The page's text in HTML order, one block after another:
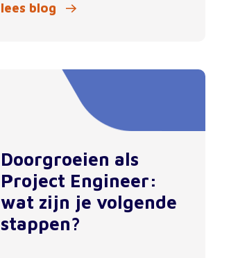
lees blog
Doorgroeien als
Project Engineer:
wat zijn je volgende
stappen?